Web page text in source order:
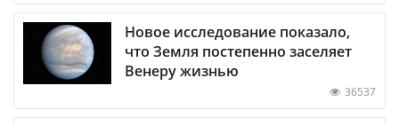
Новое исследование показало,
что Земля постепенно заселяет
Венеру жизнью
36537